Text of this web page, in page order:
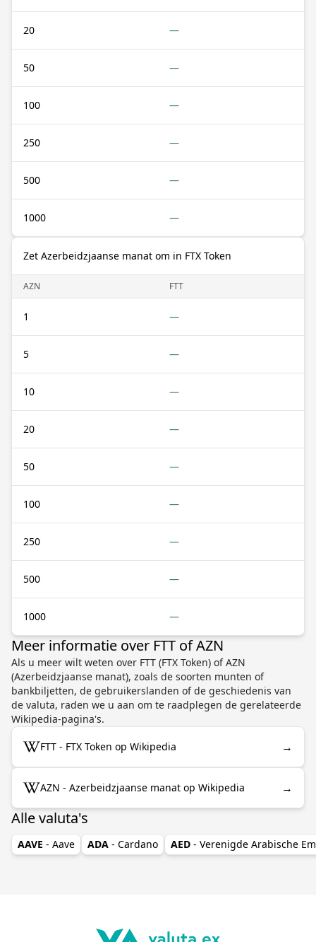
20 —
50 —
100 —
250 —
500 —
1000 —
Zet Azerbeidzjaanse manat om in FTX Token
AZN FTT
1 —
5 —
10 —
20 —
50 —
100 —
250 —
500 —
1000 —
Meer informatie over FTT of AZN
Als u meer wilt weten over FTT (FTX Token) of AZN
(Azerbeidzjaanse manat), zoals de soorten munten of
bankbiljetten, de gebruikerslanden of de geschiedenis van
de valuta, raden we u aan om te raadplegen de gerelateerde
Wikipedia-pagina's.
FTT - FTX Token op Wikipedia →
AZN - Azerbeidzjaanse manat op Wikipedia →
Alle valuta's
AAVE - Aave ADA - Cardano AED - Verenigde Arabische